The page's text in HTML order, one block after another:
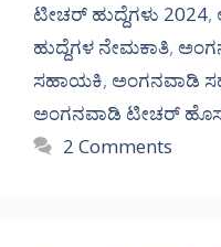
ಟೀಚರ್ ಹುದ್ದೆಗಳು 2024,
ಹುದ್ದೆಗಳ ನೇಮಕಾತಿ,
ಸಹಾಯಕಿ, ಅಂಗನವಾಡಿ
ಅಂಗನವಾಡಿ ಟೀಚರ್ ಹೊಸ
2 Comments